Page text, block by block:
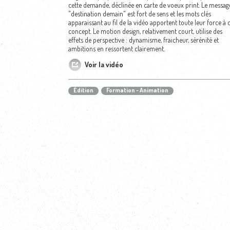
cette demande, déclinée en carte de voeux print. Le
"destination demain" est fort de sens et les mots clés
apparaissant au fil de la vidéo apportent toute leur force à
concept. Le motion design, relativement court, utilise des
effets de perspective : dynamisme, fraicheur, sérénité et
ambitions en ressortent clairement.
Voir la vidéo
Édition Formation - Animation